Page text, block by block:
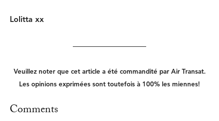
Lolitta xx
——————————
Veuillez noter que cet article a été commandité par Air Transat.
Les opinions exprimées sont toutefois à 100% les miennes!
Comments